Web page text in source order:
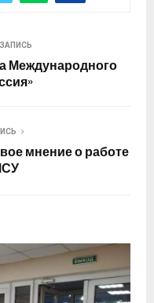
Международного
мнение о работе